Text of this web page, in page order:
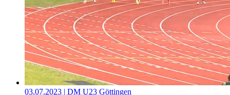
03.07.2023 | DM U23 Göttingen